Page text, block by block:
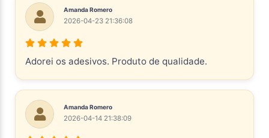
Amanda Romero
2026-04-23 21:36:08
Adorei os adesivos. Produto de qualidade.
Amanda Romero
2026-04-14 21:38:09